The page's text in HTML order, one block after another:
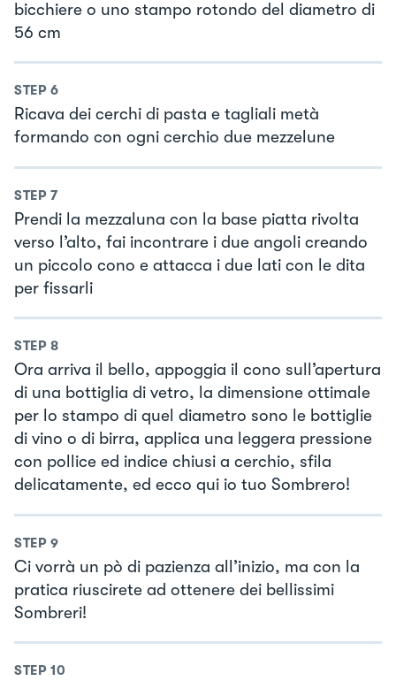
bicchiere o uno stampo rotondo del diametro di
56 cm
STEP 6
Ricava dei cerchi di pasta e tagliali metà
formando con ogni cerchio due mezzelune
STEP 7
Prendi la mezzaluna con la base piatta rivolta
verso l’alto, fai incontrare i due angoli creando
un piccolo cono e attacca i due lati con le dita
per fissarli
STEP 8
Ora arriva il bello, appoggia il cono sull’apertura
di una bottiglia di vetro, la dimensione ottimale
per lo stampo di quel diametro sono le bottiglie
di vino o di birra, applica una leggera pressione
con pollice ed indice chiusi a cerchio, sfila
delicatamente, ed ecco qui io tuo Sombrero!
STEP 9
Ci vorrà un pò di pazienza all’inizio, ma con la
pratica riuscirete ad ottenere dei bellissimi
Sombreri!
STEP 10